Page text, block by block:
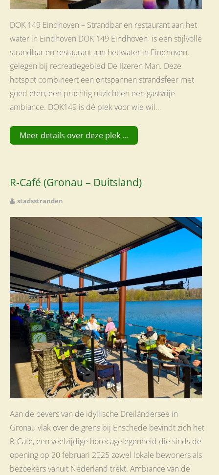
DOK 149 Eindhoven – Strandbar en restaurant aan het
water in Eindhoven DOK 149 Eindhoven is een stijlvolle
strandbar en restaurant aan het water in Eindhoven,
gelegen bij recreatiegebied De IJzeren Man. Deze
hotspot combineert een ontspannen strandsfeer met
goed eten, een prachtig uitzicht en een gastvrije
ambiance. DOK149 is dé plek voor wie wil…
Meer details over deze plek ...
R-Café (Gronau – Duitsland)
stadsstranden
Aan de oevers van de idyllische Dreiländersee in
Gronau vlak over de grens bij Enschede bevindt zich het
R-Café, een veelzijdige horecagelegenheid die sinds de
opening op 20 februari 2025 zowel lokale bewoners als
bezoekers vanuit Nederland trekt. Ambiance van de